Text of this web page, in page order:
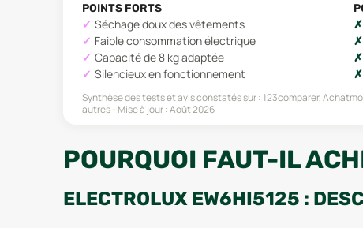
POINTS FORTS
Séchage doux des vêtements
Faible consommation électrique
Capacité de 8 kg adaptée
Silencieux en fonctionnement
Synthèse des tests et avis constatés sur : 123comparer,
autres Mise à jour :Août 2026
POURQUOI FAUT-IL
ELECTROLUX EW6HI5125 :